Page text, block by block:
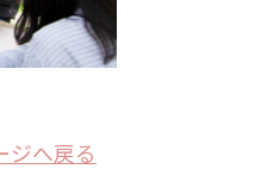
ジへ戻る